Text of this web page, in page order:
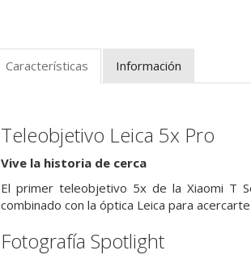
Características Información
Teleobjetivo Leica 5x Pro
Vive la historia de cerca
El primer teleobjetivo 5x de la Xiaomi T
combinado con la óptica Leica para
Fotografía Spotlight